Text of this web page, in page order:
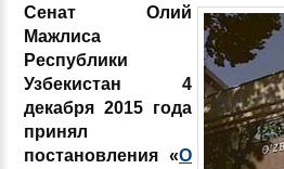
Сенат Олий
Мажлиса
Республики
Узбекистан 4
декабря 2015 года
принял
постановления «О